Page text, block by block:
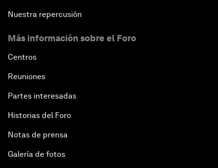
Nuestra repercusión
Más información sobre el Foro
Centros
Reuniones
Partes interesadas
Historias del Foro
Notas de prensa
Galería de fotos